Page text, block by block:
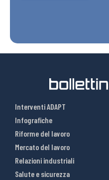
Interventi ADAPT
Infografiche
Riforme del lavoro
Mercato del lavoro
Relazioni industriali
Salute e sicurezza